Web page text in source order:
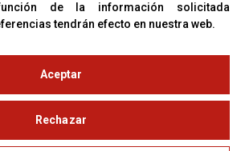
38 60
© Copyright 2019
de la información solicitada
tendrán efecto en nuestra web.
Rechazar
Aceptar
Aviso Legal